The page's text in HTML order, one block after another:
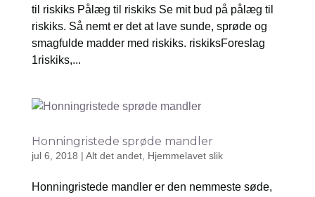
til riskiks Pålæg til riskiks Se mit bud på pålæg til
riskiks. Så nemt er det at lave sunde, sprøde og
smagfulde madder med riskiks. riskiksForeslag
1riskiks,...
Honningristede sprøde mandler
jul 6, 2018 | Alt det andet, Hjemmelavet slik
Honningristede mandler er den nemmeste søde,